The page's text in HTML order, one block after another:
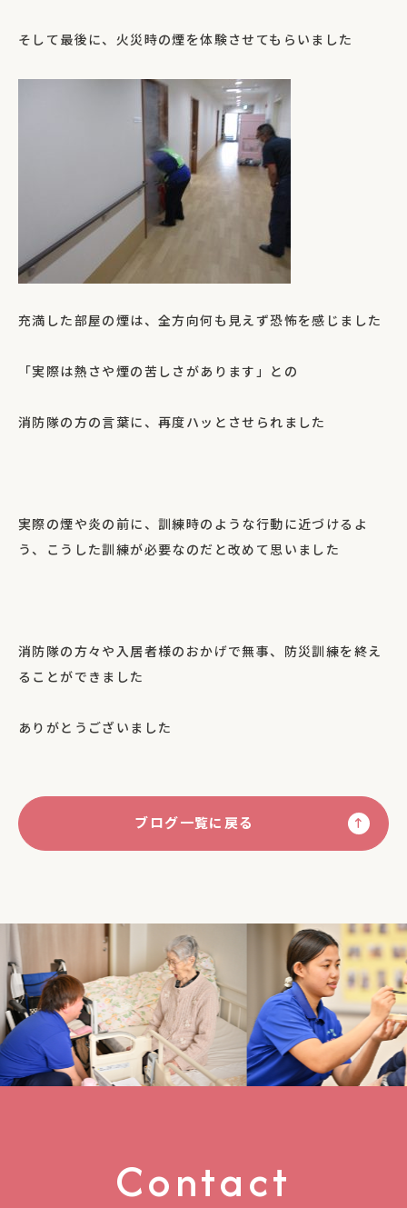
そして最後に、火災時の煙を体験させてもらいました
充満した部屋の煙は、全方向何も見えず恐怖を感じました
「実際は熱さや煙の苦しさがあります」との
消防隊の方の言葉に、再度ハッとさせられました
実際の煙や炎の前に、訓練時のような行動に近づけるよ
う、こうした訓練が必要なのだと改めて思いました
消防隊の方々や入居者様のおかげで無事、防災訓練を終え
ることができました
ありがとうございました
ブログ一覧に戻る
Contact